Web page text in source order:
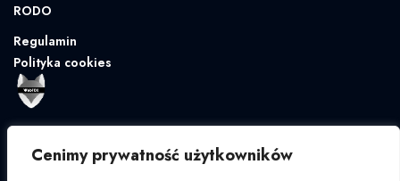
Cenimy prywatność użytkowników
RODO
Regulamin
Polityka cookies